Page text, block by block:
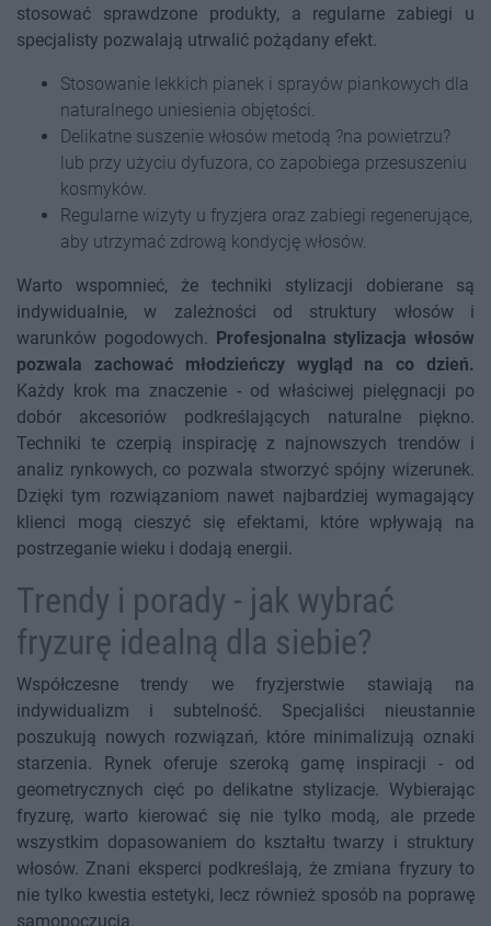
stosować sprawdzone produkty, a regularne zabiegi u
specjalisty pozwalają utrwalić pożądany efekt.
Stosowanie lekkich pianek i sprayów piankowych dla
naturalnego uniesienia objętości.
Delikatne suszenie włosów metodą ?na powietrzu?
lub przy użyciu dyfuzora, co zapobiega przesuszeniu
kosmyków.
Regularne wizyty u fryzjera oraz zabiegi regenerujące,
aby utrzymać zdrową kondycję włosów.
Warto wspomnieć, że techniki stylizacji dobierane są
indywidualnie, w zależności od struktury włosów i
warunków pogodowych. Profesjonalna stylizacja włosów
pozwala zachować młodzieńczy wygląd na co dzień.
Każdy krok ma znaczenie - od właściwej pielęgnacji po
dobór akcesoriów podkreślających naturalne piękno.
Techniki te czerpią inspirację z najnowszych trendów i
analiz rynkowych, co pozwala stworzyć spójny wizerunek.
Dzięki tym rozwiązaniom nawet najbardziej wymagający
klienci mogą cieszyć się efektami, które wpływają na
postrzeganie wieku i dodają energii.
Trendy i porady - jak wybrać
fryzurę idealną dla siebie?
Współczesne trendy we fryzjerstwie stawiają na
indywidualizm i subtelność. Specjaliści nieustannie
poszukują nowych rozwiązań, które minimalizują oznaki
starzenia. Rynek oferuje szeroką gamę inspiracji - od
geometrycznych cięć po delikatne stylizacje. Wybierając
fryzurę, warto kierować się nie tylko modą, ale przede
wszystkim dopasowaniem do kształtu twarzy i struktury
włosów. Znani eksperci podkreślają, że zmiana fryzury to
nie tylko kwestia estetyki, lecz również sposób na poprawę
samopoczucia.